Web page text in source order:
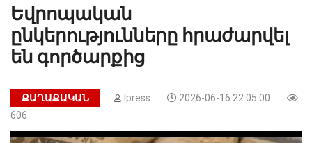
Եվրոպական
ընկերությունները հրաժարվել
են գործարքից
ՔԱՂԱՔԱԿԱՆ Ipress
2026-06-16 22:05:00
606